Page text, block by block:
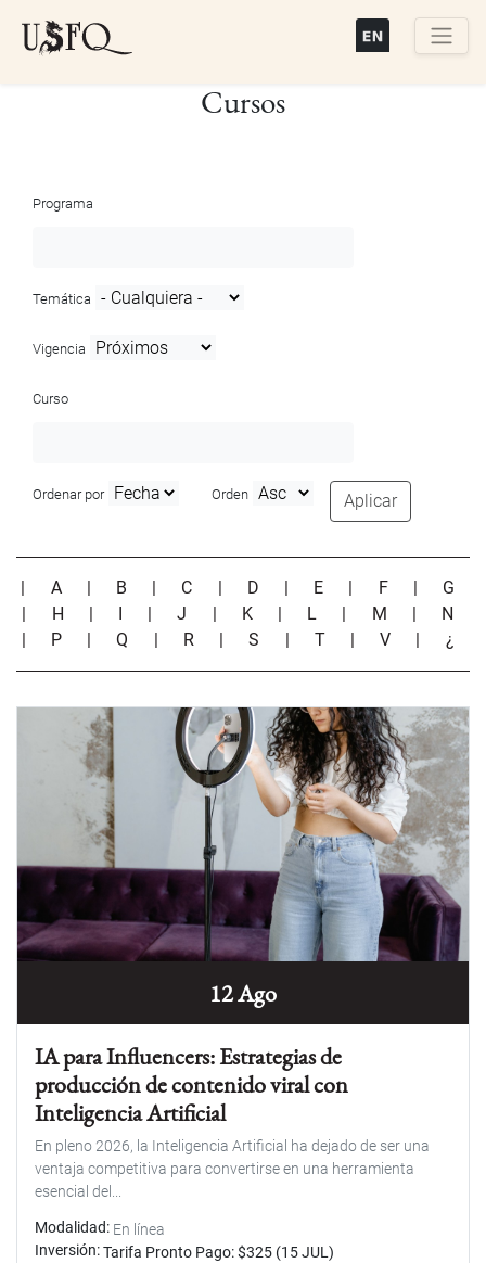
Cursos
Programa
Temática
Vigencia
Curso
Ordenar por Orden Aplicar
| A | B | C | D | E | F | G
| H | I |J | K | L | M | N
| P |Q | R |S | T |V | ¿
12 Ago
IA para Influencers: Estrategias de
producción de contenido viral con
Inteligencia Artificial
En pleno 2026, la Inteligencia Artificial ha dejado de ser una
ventaja competitiva para convertirse en una herramienta
esencial del...
Modalidad En línea
Inversión Tarifa Pronto Pago: $325 (15 JUL)